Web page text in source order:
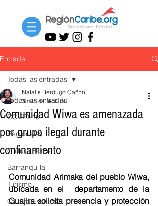
Entrada
Todas las entradas
COVID-19
Regionales
Cultura Home
Barranquilla
Turismo
Cultura Eventos
Todas las entradas
Comunidad Wiwa es amenazada
por grupo ilegal durante
confinamiento
Natalie Berdugo Cañón
3 min de lectura
Comunidad Arimaka del pueblo Wiwa,
ubicada en el  departamento de la
Guajira solicita presencia y protección